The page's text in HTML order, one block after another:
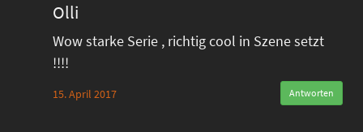
Olli
Wow starke Serie , richtig cool in Szene setzt
!!!!
15. April 2017 Antworten